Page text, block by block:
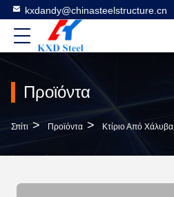
kxdandy@chinasteelstructure.cn
Προϊόντα
Σπίτι > Προϊόντα > Κτίριο Από Χάλυβα